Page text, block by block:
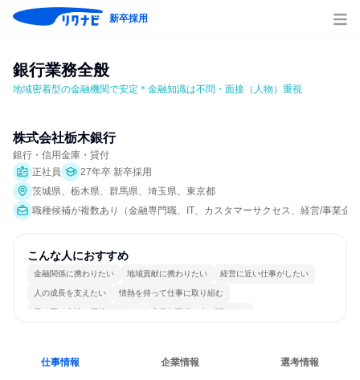
新卒採用
銀行業務全般
地域密着型の金融機関で安定＊金融知識は不問・面接（人物）重視
株式会社栃木銀行
銀行・信用金庫・貸付
正社員
27年卒 新卒採用
茨城県、栃木県、群馬県、埼玉県、東京都
職種候補が複数あり（金融専門職、IT、カスタマーサクセス、経営/事業
こんな人におすすめ
金融関係に携わりたい 地域貢献に携わりたい 経営に近い仕事がしたい
人の成長を支えたい 情熱を持って仕事に取り組む
長く同じ会社に居続けられる 多様な職種の人と関われる
仕事情報 企業情報 選考情報